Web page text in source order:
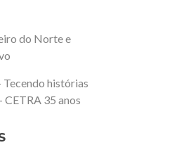
do Norte e
histórias
CETRA 35 anos